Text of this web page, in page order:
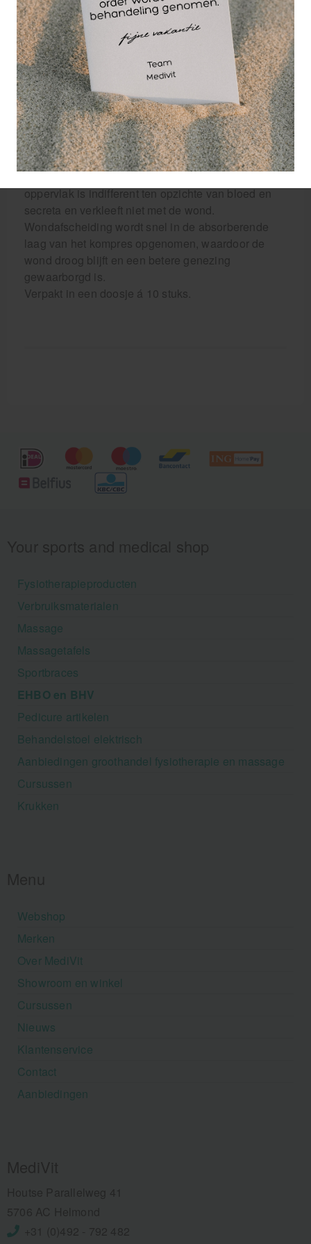
soorten wonden. De
kompressen worden
met de Metalline-
zijde - dus met de
matglanzende zijde - op de wond gelegd. Poeders
en zalven dienen vermeden te worden, omdat zij de
secreta-opname belemmeren. De
wondbedekkende, matglanzende zijde van het
Metallinekompres is van een poreuze, zachte en
zeer dunne vliesstof, waarvan de vezels met
aluminium werden behandeld. Het zeer gladde
oppervlak is indifferent ten opzichte van bloed en
secreta en verkleeft niet met de wond.
Wondafscheiding wordt snel in de absorberende
laag van het kompres opgenomen, waardoor de
wond droog blijft en een betere genezing
gewaarborgd is.
Verpakt in een doosje á 10 stuks.
Fysiotherapieproducten
Verbruiksmaterialen
Massage
Massagetafels
Sportbraces
EHBO en BHV
Pedicure artikelen
Behandelstoel elektrisch
Aanbiedingen groothandel fysiotherapie en massage
Cursussen
Krukken
Webshop
Merken
Over MediVit
Showroom en winkel
Cursussen
Nieuws
Klantenservice
Contact
Aanbiedingen